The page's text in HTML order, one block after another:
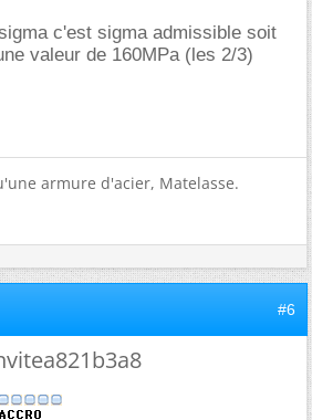
c'est sigma admissible soit
valeur de 160MPa (les 2/3)
armure d'acier, Matelasse.
#6